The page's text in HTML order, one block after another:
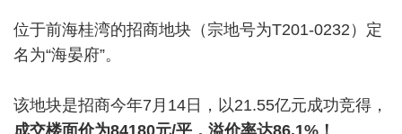
位于前海桂湾的招商地块（宗地号为T201-0232）定
名为“海晏府”。
该地块是招商今年7月14日，以21.55亿元成功竞得，
成交楼面价为84180元/平，溢价率达86.1%！